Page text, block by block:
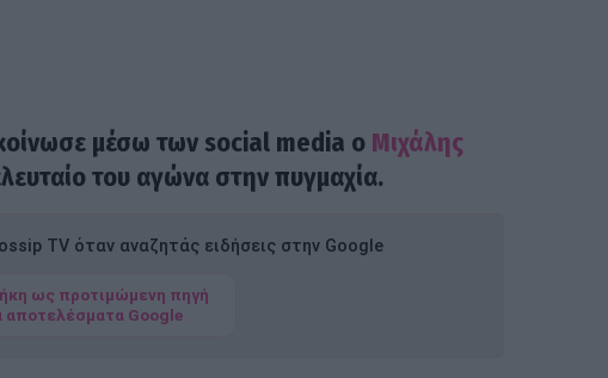
μέσω των social media ο Μιχάλης
του αγώνα στην πυγμαχία.
TV όταν αναζητάς ειδήσεις στην Google
ως προτιμώμενη πηγή
αποτελέσματα Google